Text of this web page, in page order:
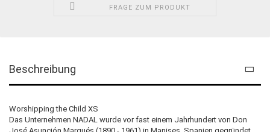
FRAGE ZUM PRODUKT
Beschreibung
Worshipping the Child XS
Das Unternehmen NADAL wurde vor fast einem Jahrhundert von Don